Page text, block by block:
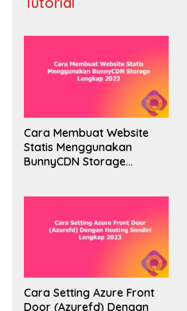
Cara Membuat Website
Statis Menggunakan
BunnyCDN Storage
Cara Setting Azure Front
Door (Azurefd) Dengan